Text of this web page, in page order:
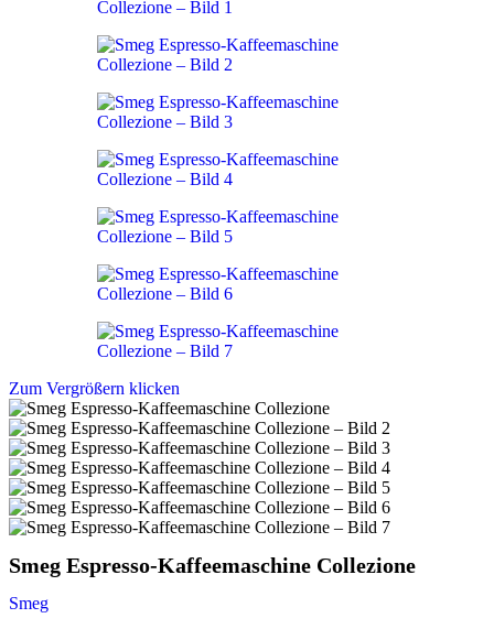
Zum Vergrößern klicken
Smeg Espresso-Kaffeemaschine Collezione
Smeg